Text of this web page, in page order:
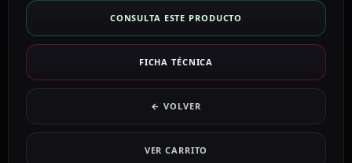
CONSULTA ESTE PRODUCTO
FICHA TÉCNICA
← VOLVER
VER CARRITO